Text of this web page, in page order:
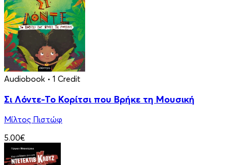
Audiobook • 1 Credit
Σι Λόντε-Το Κορίτσι που Βρήκε τη Μουσική
Μίλτος Πιστώφ
5.00€